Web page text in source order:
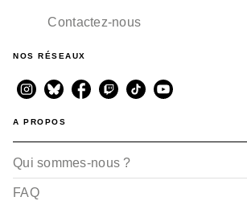
Contactez-nous
NOS RÉSEAUX
A PROPOS
Qui sommes-nous ?
FAQ